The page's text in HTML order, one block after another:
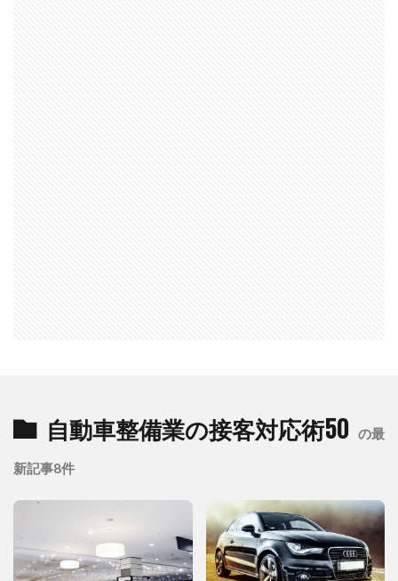
自動車整備業の接客対応術50 の最
新記事8件